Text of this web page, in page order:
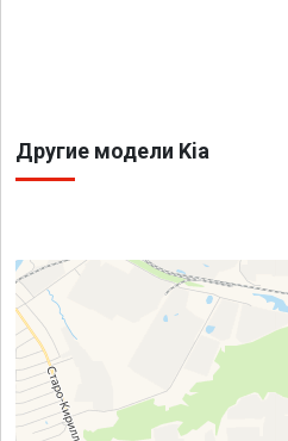
Другие модели Kia